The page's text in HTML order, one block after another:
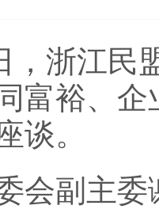
浙江民盟
富裕、
谈。
副主委